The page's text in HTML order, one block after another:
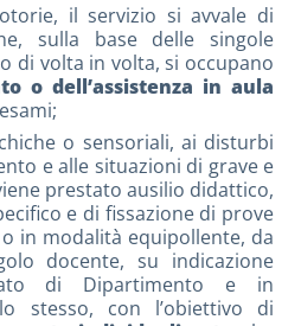
il servizio si avvale di
sulla base delle singole
di volta in volta, si occupano
o dell’assistenza in aula
o sensoriali, ai disturbi
e alle situazioni di grave e
prestato ausilio didattico,
e di fissazione di prove
in modalità equipollente, da
docente, su indicazione
di Dipartimento e in
stesso, con l’obiettivo di